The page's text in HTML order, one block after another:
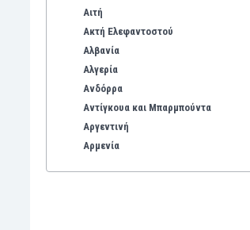
Αιτή
Ακτή Ελεφαντοστού
Αλβανία
Αλγερία
Ανδόρρα
Αντίγκουα και Μπαρμπούντα
Αργεντινή
Αρμενία